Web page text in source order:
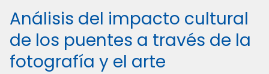
Análisis del impacto cultural
de los puentes a través de la
fotografía y el arte